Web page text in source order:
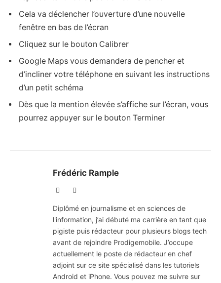
Cela va déclencher l’ouverture d’une nouvelle
fenêtre en bas de l’écran
Cliquez sur le bouton Calibrer
Google Maps vous demandera de pencher et
d’incliner votre téléphone en suivant les instructions
d’un petit schéma
Dès que la mention élevée s’affiche sur l’écran, vous
pourrez appuyer sur le bouton Terminer
Frédéric Rample
Diplômé en journalisme et en sciences de
l'information, j’ai débuté ma carrière en tant que
pigiste puis rédacteur pour plusieurs blogs tech
avant de rejoindre Prodigemobile. J’occupe
actuellement le poste de rédacteur en chef
adjoint sur ce site spécialisé dans les tutoriels
Android et iPhone. Vous pouvez me suivre sur